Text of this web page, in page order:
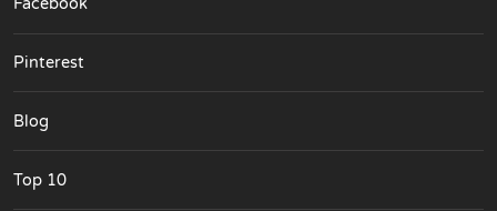
Facebook
Pinterest
Blog
Top 10